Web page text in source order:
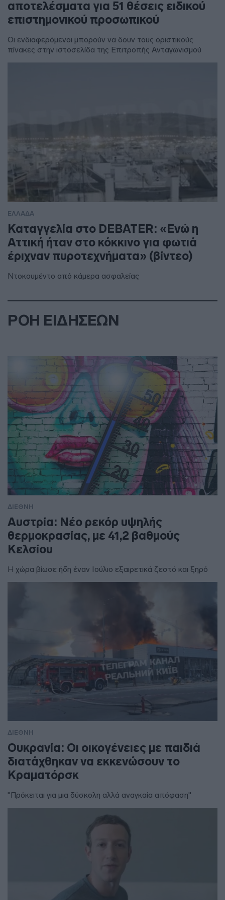
αποτελέσματα για 51 θέσεις ειδικού
επιστημονικού προσωπικού
Οι ενδιαφερόμενοι μπορούν να δουν τους οριστικούς
πίνακες στην ιστοσελίδα της Επιτροπής Ανταγωνισμού
ΕΛΛΑΔΑ
Καταγγελία στο DEBATER: «Ενώ η
Αττική ήταν στο κόκκινο για φωτιά
έριχναν πυροτεχνήματα» (βίντεο)
Ντοκουμέντο από κάμερα ασφαλείας
ΡΟΗ ΕΙΔΗΣΕΩΝ
ΔΙΕΘΝΗ
Αυστρία: Νέο ρεκόρ υψηλής
θερμοκρασίας, με 41,2 βαθμούς
Κελσίου
Η χώρα βίωσε ήδη έναν Ιούλιο εξαιρετικά ζεστό και ξηρό
ΔΙΕΘΝΗ
Ουκρανία: Οι οικογένειες με παιδιά
διατάχθηκαν να εκκενώσουν το
Κραματόρσκ
"Πρόκειται για μια δύσκολη αλλά αναγκαία απόφαση"